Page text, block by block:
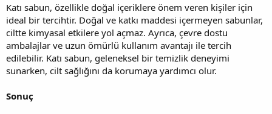
Katı sabun, özellikle doğal içeriklere önem veren kişiler için
ideal bir tercihtir. Doğal ve katkı maddesi içermeyen sabunlar,
ciltte kimyasal etkilere yol açmaz. Ayrıca, çevre dostu
ambalajlar ve uzun ömürlü kullanım avantajı ile tercih
edilebilir. Katı sabun, geleneksel bir temizlik deneyimi
sunarken, cilt sağlığını da korumaya yardımcı olur.
Sonuç